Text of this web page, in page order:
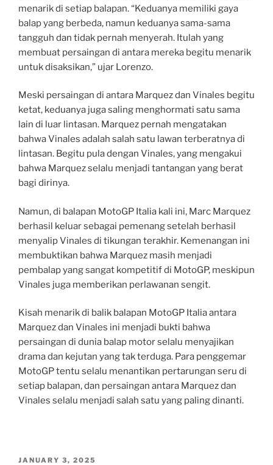
menarik di setiap balapan. “Keduanya memiliki gaya
balap yang berbeda, namun keduanya sama-sama
tangguh dan tidak pernah menyerah. Itulah yang
membuat persaingan di antara mereka begitu menarik
untuk disaksikan,” ujar Lorenzo.
Meski persaingan di antara Marquez dan Vinales begitu
ketat, keduanya juga saling menghormati satu sama
lain di luar lintasan. Marquez pernah mengatakan
bahwa Vinales adalah salah satu lawan terberatnya di
lintasan. Begitu pula dengan Vinales, yang mengakui
bahwa Marquez selalu menjadi tantangan yang berat
bagi dirinya.
Namun, di balapan MotoGP Italia kali ini, Marc Marquez
berhasil keluar sebagai pemenang setelah berhasil
menyalip Vinales di tikungan terakhir. Kemenangan ini
membuktikan bahwa Marquez masih menjadi
pembalap yang sangat kompetitif di MotoGP, meskipun
Vinales juga memberikan perlawanan sengit.
Kisah menarik di balik balapan MotoGP Italia antara
Marquez dan Vinales ini menjadi bukti bahwa
persaingan di dunia balap motor selalu menyajikan
drama dan kejutan yang tak terduga. Para penggemar
MotoGP tentu selalu menantikan pertarungan seru di
setiap balapan, dan persaingan antara Marquez dan
Vinales selalu menjadi salah satu yang paling dinanti.
POSTED
JANUARY 3, 2025